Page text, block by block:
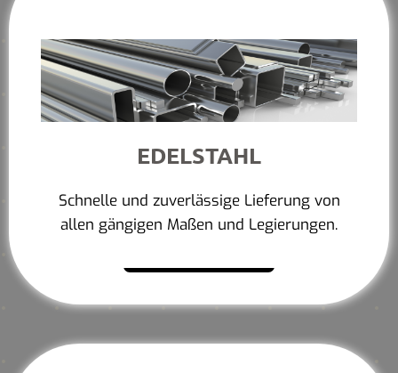
EDELSTAHL
Schnelle und zuverlässige Lieferung von
allen gängigen Maßen und Legierungen.